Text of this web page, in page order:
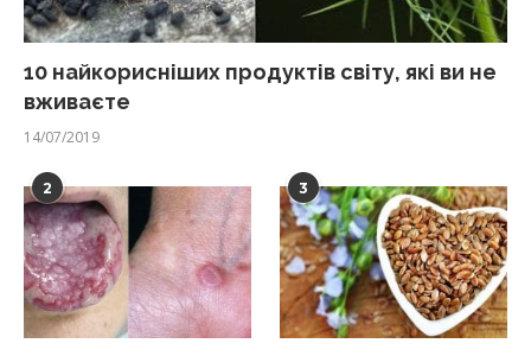
10 найкорисніших продуктів світу, які ви не
вживаєте
14/07/2019
2 3